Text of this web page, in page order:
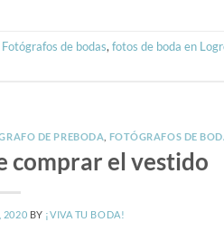
Fotógrafos de bodas,fotos de boda en
DE PREBODA FOTÓGRAFOS DE
comprar el vestido
2020 BY ¡VIVA TU BODA!